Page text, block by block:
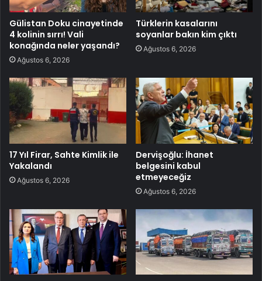
Gülistan Doku cinayetinde
4 kolinin sırrı! Vali
konağında neler yaşandı?
Ağustos 6, 2026
Türklerin kasalarını
soyanlar bakın kim çıktı
Ağustos 6, 2026
17 Yıl Firar, Sahte Kimlik ile
Yakalandı
Ağustos 6, 2026
Dervişoğlu: İhanet
belgesini kabul
etmeyeceğiz
Ağustos 6, 2026